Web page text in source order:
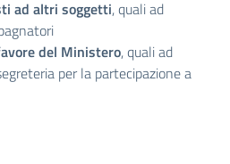
ad altri soggetti, quali ad
del Ministero, quali ad
per la partecipazione a